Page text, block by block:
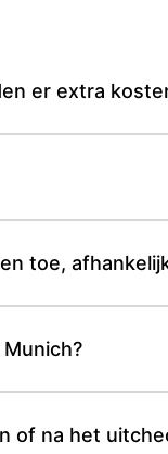
er extra
toe,
of na het